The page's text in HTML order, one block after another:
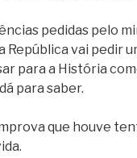
pedidas pelo
República vai pedir
para a História
para saber.
que houve